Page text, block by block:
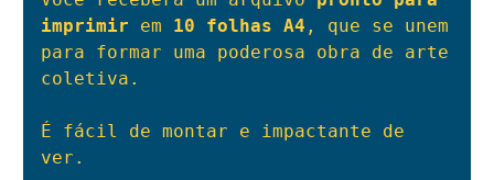
imprimir em 10 folhas A4 , que se unem
para formar uma poderosa obra de arte
coletiva.
É fácil de montar e impactante de
ver.